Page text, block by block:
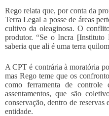
Rego relata que, por conta da
Terra Legal a posse de áreas
cultivo da oleaginosa. O
produtor. “Se o Incra [Instituto
saberia que ali é uma terra
A CPT é contrária à moratória
mas Rego teme que os
como ferramenta de
assentamentos, que são
conservação, dentro de
entidade.